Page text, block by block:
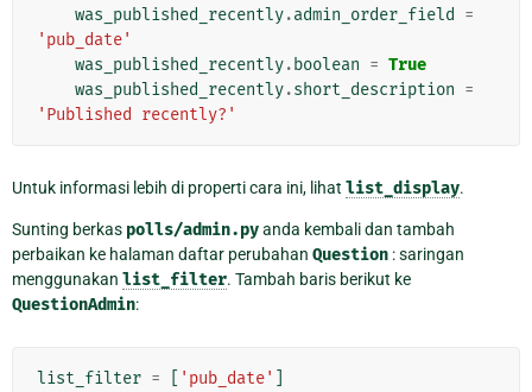
was_published_recently.admin_order_field
=
'pub_date'
was_published_recently. boolean = True
was_published_recently.short_description =
'Published recently?'
Untuk informasi lebih di properti cara ini, lihat list_display.
Sunting berkas polls/admin.pyanda kembali dan tambah
perbaikan ke halaman daftar perubahan Question : saringan
menggunakan list_filter. Tambah baris berikut ke
QuestionAdmin:
list_filter = 'pub_date'